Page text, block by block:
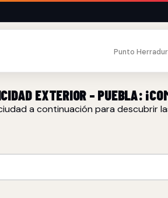
Punto
EXTERIOR – PUEBLA:
a continuación para descubrir